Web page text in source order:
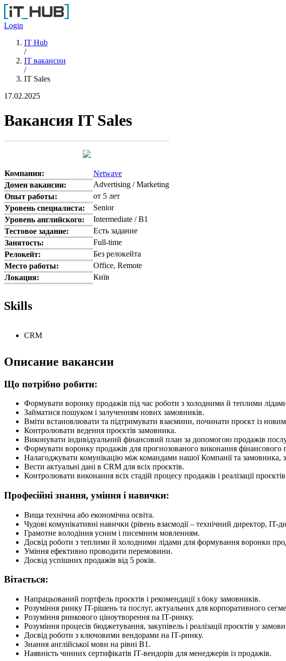
Перейти к основному содержанию
Login
IT Hub
/
IT вакансии
/
IT Sales
17.02.2025
Вакансия IT Sales
Компания:
Netwave
Домен вакансии:
Advertising / Marketing
Опыт работы:
от 5 лет
Уровень специалиста:
Senior
Уровень английского:
Intermediate / B1
Тестовое задание:
Есть задание
Занятость:
Full-time
Релокейт:
Без релокейта
Место работы:
Office, Remote
Локация:
Київ
Skills
CRM
Описание вакансии
Що потрібно робити:
Формувати воронку продажів під час роботи з холодними й теплими
Займатися пошуком і залученням нових замовників.
Вміти встановлювати та підтримувати взаємини, починати проєкт із
Контролювати ведення проєктів замовника.
Виконувати індивідуальний фінансовий план за допомогою продажів
Формувати воронку продажів для прогнозованого виконання
Налагоджувати комунікацію між командами нашої Компанії та замовника,
Вести актуальні дані в CRM для всіх проєктів.
Контролювати виконання всіх стадій процесу продажів і реалізації
Професійні знання, уміння і навички:
Вища технічна або економічна освіта.
Чудові комунікативні навички (рівень взаємодії – технічний директор,
Грамотне володіння усним і писемним мовленням.
Досвід роботи з теплими й холодними лідами для формування воронки
Уміння ефективно проводити перемовини.
Досвід успішних продажів від 5 років.
Вітається:
Напрацьований портфель проєктів і рекомендації з боку замовників.
Розуміння ринку IT-рішень та послуг, актуальних для корпоративного
Розуміння ринкового ціноутворення на ІТ-ринку.
Розуміння процесів бюджетування, закупівель і реалізації проєктів у
Досвід роботи з ключовими вендорами на ІТ-ринку.
Знання англійської мови на рівні В1.
Наявність чинних сертифікатів ІТ-вендорів для менеджерів із продажів.